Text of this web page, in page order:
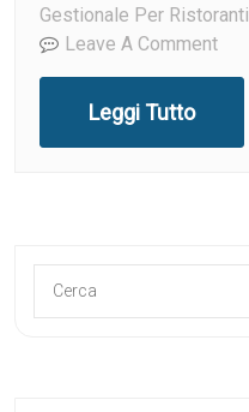
Gestionale Per Ristoranti
Leave A CommentOn
Il
Il
Leggi Tutto